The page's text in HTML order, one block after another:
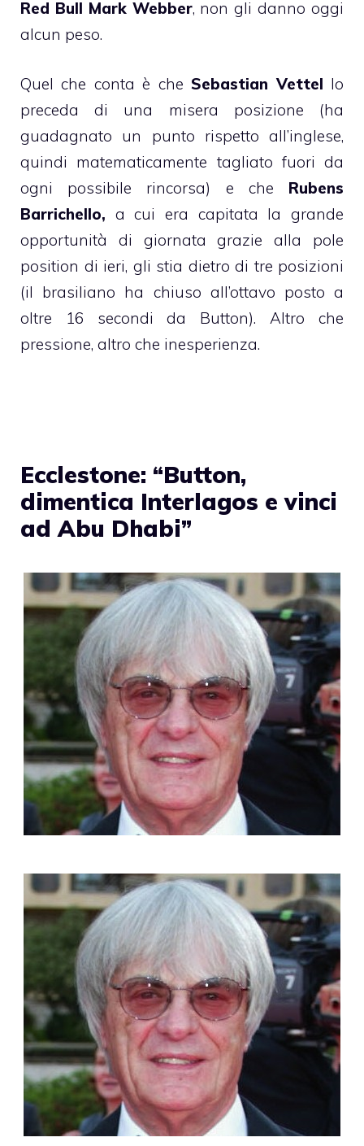
Red Bull Mark Webber, non gli danno oggi
alcun peso.
Quel che conta è cheSebastian Vettel lo
preceda di una misera posizione (ha
guadagnato un punto rispetto all’inglese,
quindi matematicamente tagliato fuori da
ogni possibile rincorsa) e che Rubens
Barrichello, a cui era capitata la grande
opportunità di giornata grazie alla pole
position di ieri, gli stia dietro di tre posizioni
(il brasiliano ha chiuso all’ottavo posto a
oltre 16 secondi da Button). Altro che
pressione, altro che inesperienza.
Ecclestone: “Button,
dimentica Interlagos e vinci
ad Abu Dhabi”